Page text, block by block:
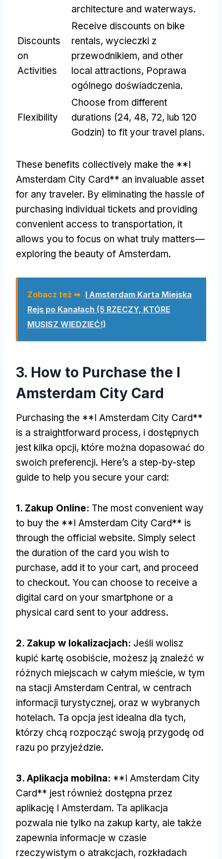
architecture and waterways.
Discounts
on
Activities
Receive discounts on bike
rentals, wycieczki z
przewodnikiem, and other
local attractions, Poprawa
ogólnego doświadczenia.
Flexibility
Choose from different
durations (24, 48, 72, lub 120
Godzin) to fit your travel plans.
These benefits collectively make the **I
Amsterdam City Card** an invaluable asset
for any traveler. By eliminating the hassle of
purchasing individual tickets and providing
convenient access to transportation, it
allows you to focus on what truly matters—
exploring the beauty of Amsterdam.
Zobacz też ➥ I Amsterdam Karta Miejska
Rejs po Kanałach (5 RZECZY, KTÓRE
MUSISZ WIEDZIEĆ!)
3. How to Purchase the I
Amsterdam City Card
Purchasing the **I Amsterdam City Card**
is a straightforward process, i dostępnych
jest kilka opcji, które można dopasować do
swoich preferencji. Here’s a step-by-step
guide to help you secure your card:
1. Zakup Online: The most convenient way
to buy the **I Amsterdam City Card** is
through the official website. Simply select
the duration of the card you wish to
purchase, add it to your cart, and proceed
to checkout. You can choose to receive a
digital card on your smartphone or a
physical card sent to your address.
2. Zakup w lokalizacjach: Jeśli wolisz
kupić kartę osobiście, możesz ją znaleźć w
różnych miejscach w całym mieście, w tym
na stacji Amsterdam Central, w centrach
informacji turystycznej, oraz w wybranych
hotelach. Ta opcja jest idealna dla tych,
którzy chcą rozpocząć swoją przygodę od
razu po przyjeździe.
3. Aplikacja mobilna: **I Amsterdam City
Card** jest również dostępna przez
aplikację I Amsterdam. Ta aplikacja
pozwala nie tylko na zakup karty, ale także
zapewnia informacje w czasie
rzeczywistym o atrakcjach, rozkładach